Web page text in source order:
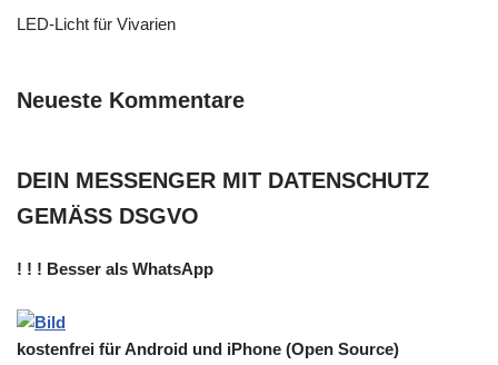
LED-Licht für Vivarien
Neueste Kommentare
DEIN MESSENGER MIT DATENSCHUTZ
GEMÄSS DSGVO
! ! ! Besser als WhatsApp
kostenfrei für Android und iPhone (Open Source)